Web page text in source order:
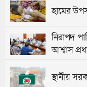
হামের
নিরাপদ
আশ্বাস
স্থানীয়